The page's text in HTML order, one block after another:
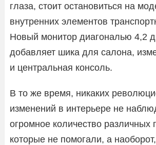
глаза, стоит остановиться на
внутренних элементов
Новый монитор диагональю 4,2
добавляет шика для салона,
и центральная консоль.
В то же время, никаких
изменений в интерьере не
огромное количество различных
которые не помогали, а